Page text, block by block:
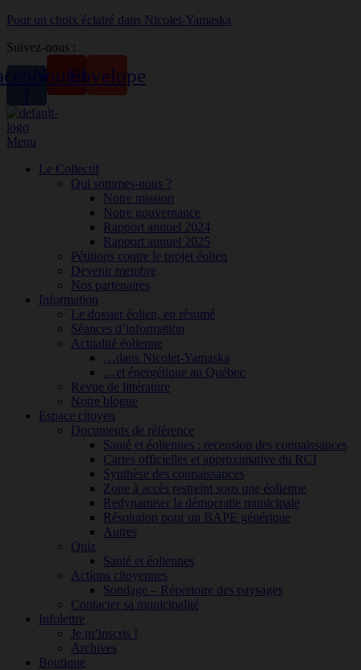
Pour un choix éclairé dans Nicolet-Yamaska
Suivez-nous :
Youtube
Envelope
Menu
Le Collectif
Qui sommes-nous ?
Notre mission
Notre gouvernance
Rapport annuel 2024
Rapport annuel 2025
Pétitions contre le projet éolien
Devenir membre
Nos partenaires
Information
Le dossier éolien, en résumé
Séances d’information
Actualité éolienne
…dans Nicolet-Yamaska
…et énergétique au Québec
Revue de littérature
Notre blogue
Espace citoyen
Documents de référence
Santé et éoliennes : recension des connaissances
Cartes officielles et approximative du RCI
Synthèse des connaissances
Zone à accès restreint sous une éolienne
Redynamiser la démocratie municipale
Résolution pour un BAPE générique
Autres
Quiz
Santé et éoliennes
Actions citoyennes
Sondage – Répertoire des paysages
Contacter sa municipalité
Infolettre
Je m’inscris !
Archives
Boutique